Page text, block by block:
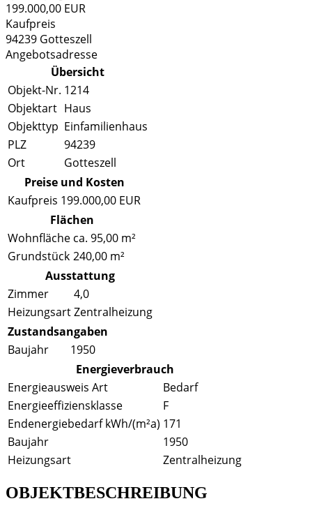
199.000,00 EUR
Kaufpreis
94239 Gotteszell
Angebotsadresse
Übersicht
Objekt-Nr. 1214
Objektart Haus
Objekttyp Einfamilienhaus
PLZ
94239
Ort
Gotteszell
Preise und Kosten
Kaufpreis 199.000,00 EUR
Flächen
Wohnfläche ca. 95,00 m²
Grundstück 240,00 m²
Ausstattung
Zimmer
4,0
HeizungsartZentralheizung
Zustandsangaben
Baujahr
1950
Energieverbrauch
Energieausweis Art
Bedarf
Energieeffiziensklasse
F
Endenergiebedarf kWh/(m²a) 171
Baujahr
1950
Heizungsart
Zentralheizung
OBJEKTBESCHREIBUNG